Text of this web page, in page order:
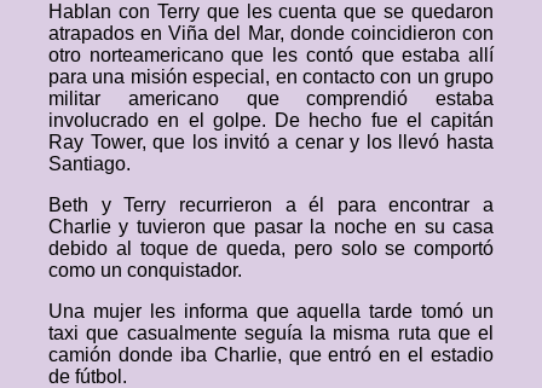
Hablan con Terry que les cuenta que se quedaron
atrapados en Viña del Mar, donde coincidieron con
otro norteamericano que les contó que estaba allí
para una misión especial, en contacto con un grupo
militar americano que comprendió estaba
involucrado en el golpe. De hecho fue el capitán
Ray Tower, que los invitó a cenar y los llevó hasta
Santiago.
Beth y Terry recurrieron a él para encontrar a
Charlie y tuvieron que pasar la noche en su casa
debido al toque de queda, pero solo se comportó
como un conquistador.
Una mujer les informa que aquella tarde tomó un
taxi que casualmente seguía la misma ruta que el
camión donde iba Charlie, que entró en el estadio
de fútbol.